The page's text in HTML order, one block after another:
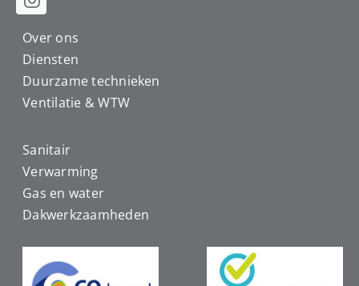
Over ons
Diensten
Duurzame technieken
Ventilatie & WTW
Sanitair
Verwarming
Gas en water
Dakwerkzaamheden